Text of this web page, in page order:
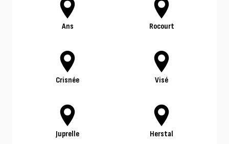
Ans Rocourt
Crisnée Visé
Juprelle Herstal